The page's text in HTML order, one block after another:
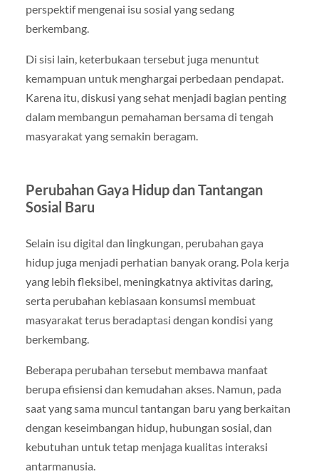
perspektif mengenai isu sosial yang sedang
berkembang.
Di sisi lain, keterbukaan tersebut juga menuntut
kemampuan untuk menghargai perbedaan pendapat.
Karena itu, diskusi yang sehat menjadi bagian penting
dalam membangun pemahaman bersama di tengah
masyarakat yang semakin beragam.
Perubahan Gaya Hidup dan Tantangan
Sosial Baru
Selain isu digital dan lingkungan, perubahan gaya
hidup juga menjadi perhatian banyak orang. Pola kerja
yang lebih fleksibel, meningkatnya aktivitas daring,
serta perubahan kebiasaan konsumsi membuat
masyarakat terus beradaptasi dengan kondisi yang
berkembang.
Beberapa perubahan tersebut membawa manfaat
berupa efisiensi dan kemudahan akses. Namun, pada
saat yang sama muncul tantangan baru yang berkaitan
dengan keseimbangan hidup, hubungan sosial, dan
kebutuhan untuk tetap menjaga kualitas interaksi
antarmanusia.